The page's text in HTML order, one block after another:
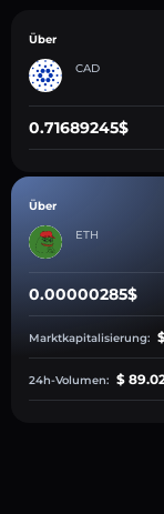
Über
CAD
0.71689245$
Über
ETH
0.00000285$
Marktkapitalisierung:
24h-Volumen: $